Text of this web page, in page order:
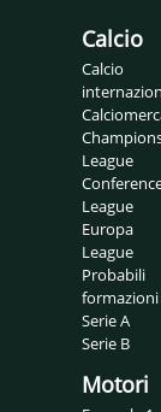
Calcio
Calcio
League
League
Europa
League
Probabili
formazioni
Serie A
Serie B
Motori